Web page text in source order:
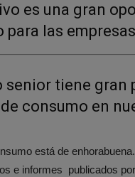
es una gran
para las
senior tiene gran
consumo en
está de
e informes publicados